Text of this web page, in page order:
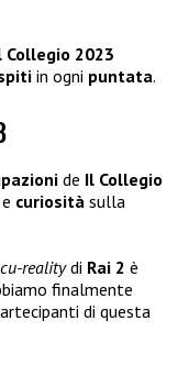
Collegio 2023
in ogni puntata.
de Il Collegio
e curiosità sulla
realitydi Rai 2 è
finalmente
di questa